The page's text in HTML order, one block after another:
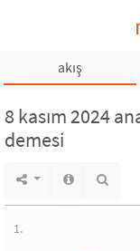
akış
8 kasım 2024
demesi
1.